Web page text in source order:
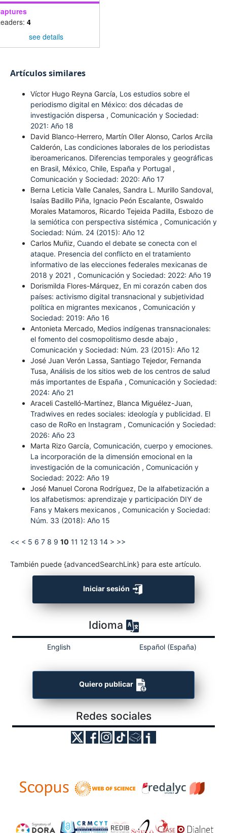
4
see details
Artículos similares
Víctor Hugo Reyna García, Los estudios sobre el
periodismo digital en México: dos décadas de
investigación dispersa , Comunicación y Sociedad:
2021: Año 18
David Blanco-Herrero, Martín Oller Alonso, Carlos Arcila
Calderón, Las condiciones laborales de los periodistas
iberoamericanos. Diferencias temporales y geográficas
en Brasil, México, Chile, España y Portugal ,
Comunicación y Sociedad: 2020: Año 17
Berna Leticia Valle Canales, Sandra L. Murillo Sandoval,
Isaías Badillo Piña, Ignacio Peón Escalante, Oswaldo
Morales Matamoros, Ricardo Tejeida Padilla, Esbozo de
la semiótica con perspectiva sistémica , Comunicación y
Sociedad: Núm. 24 (2015): Año 12
Carlos Muñiz, Cuando el debate se conecta con el
ataque. Presencia del conflicto en el tratamiento
informativo de las elecciones federales mexicanas de
2018 y 2021 , Comunicación y Sociedad: 2022: Año 19
Dorismilda Flores-Márquez, En mi corazón caben dos
países: activismo digital transnacional y subjetividad
política en migrantes mexicanos , Comunicación y
Sociedad: 2019: Año 16
Antonieta Mercado, Medios indígenas transnacionales:
el fomento del cosmopolitismo desde abajo ,
Comunicación y Sociedad: Núm. 23 (2015): Año 12
José Juan Verón Lassa, Santiago Tejedor, Fernanda
Tusa, Análisis de los sitios web de los centros de salud
más importantes de España , Comunicación y Sociedad:
2024: Año 21
Araceli Castelló-Martínez, Blanca Miguélez-Juan,
Tradwives en redes sociales: ideología y publicidad. El
caso de RoRo en Instagram , Comunicación y Sociedad:
2026: Año 23
Marta Rizo García, Comunicación, cuerpo y emociones.
La incorporación de la dimensión emocional en la
investigación de la comunicación , Comunicación y
Sociedad: 2022: Año 19
José Manuel Corona Rodríguez, De la alfabetización a
los alfabetismos: aprendizaje y participación DIY de
Fans y Makers mexicanos , Comunicación y Sociedad:
Núm. 33 (2018): Año 15
<< < 5 6 7 8 9 10 11 12 13 14 > >>
También puede {advancedSearchLink} para este artículo.
Iniciar sesión
Idioma
English Español (España)
Quiero publicar
Redes sociales